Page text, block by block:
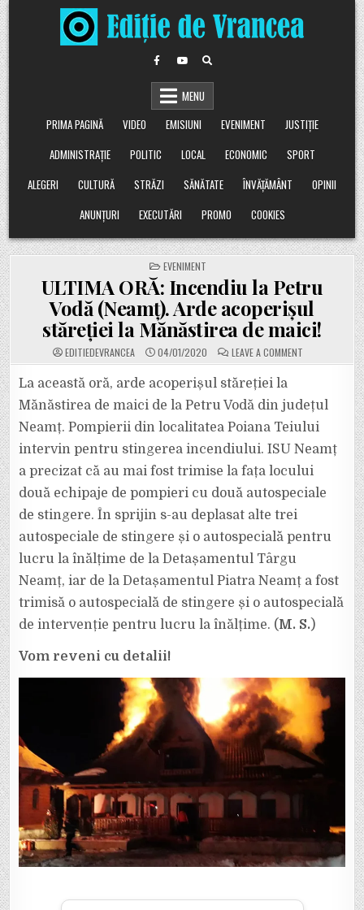
Skip
to
content
MENU
PRIMA PAGINĂ
VIDEO EMISIUNI EVENIMENT
JUSTIȚIE
ADMINISTRAȚIE
POLITIC LOCAL ECONOMIC
SPORT
ALEGERI
CULTURĂ STRĂZI SĂNĂTATE ÎNVĂȚĂMÂNT
OPINII
ANUNȚURI
EXECUTĂRI PROMO COOKIES
POSTED
IN
EVENIMENT
ULTIMA ORĂ: Incendiu la Petru
Vodă (Neamț). Arde acoperișul
stăreției la Mănăstirea de maici!
EDITIEDEVRANCEA 04/01/2020 LEAVE A COMMENT
ULTIMA
PETRU
VODĂ
(NEAMȚ).
ARDE
STĂREȚIEI
MĂNĂSTIREA
DE
MAICI!
La această oră, arde acoperișul stăreției la
Mănăstirea de maici de la Petru Vodă din județul
Neamț. Pompierii din localitatea Poiana Teiului
intervin pentru stingerea incendiului. ISU Neamț
a precizat că au mai fost trimise la fața locului
două echipaje de pompieri cu două autospeciale
de stingere. În sprijin s-au deplasat alte trei
autospeciale de stingere și o autospecială pentru
lucru la înălțime de la Detașamentul Târgu
Neamț, iar de la Detașamentul Piatra Neamț a fost
trimisă o autospecială de stingere și o autospecială
de intervenție pentru lucru la înălțime. (M. S.)
Vom reveni cu detalii!